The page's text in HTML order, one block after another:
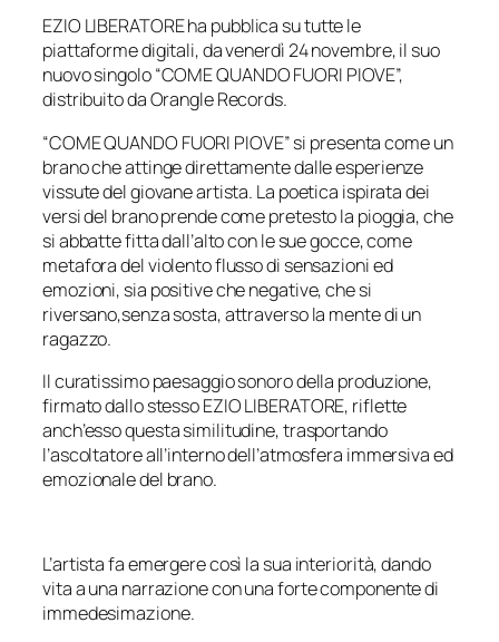
EZIO LIBERATORE ha pubblica su tutte le
piattaforme digitali, da venerdì 24 novembre, il suo
nuovo singolo “COME QUANDO FUORI PIOVE”,
distribuito da Orangle Records.
“COME QUANDO FUORI PIOVE” si presenta come un
brano che attinge direttamente dalle esperienze
vissute del giovane artista. La poetica ispirata dei
versi del brano prende come pretesto la pioggia, che
si abbatte fitta dall’alto con le sue gocce, come
metafora del violento flusso di sensazioni ed
emozioni, sia positive che negative, che si
riversano,senza sosta, attraverso la mente di un
ragazzo.
Il curatissimo paesaggio sonoro della produzione,
firmato dallo stesso EZIO LIBERATORE, riflette
anch’esso questa similitudine, trasportando
l’ascoltatore all’interno dell’atmosfera immersiva ed
emozionale del brano.
L’artista fa emergere così la sua interiorità, dando
vita a una narrazione con una forte componente di
immedesimazione.